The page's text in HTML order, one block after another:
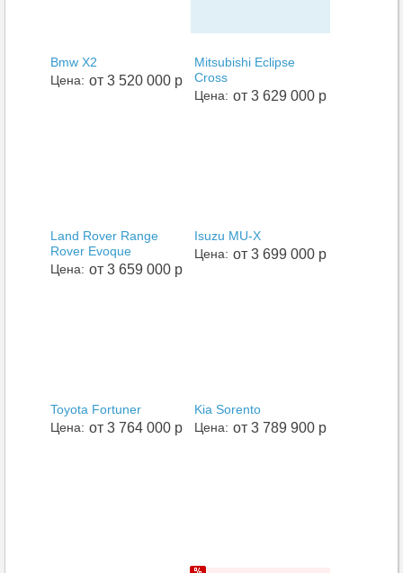
Bmw X2
от 3 520 000 р
Цена:
Mitsubishi Eclipse
Cross
от 3 629 000 р
Цена:
Land Rover Range
Rover Evoque
от 3 659 000 р
Цена:
Isuzu MU-X
от 3 699 000 р
Цена:
Toyota Fortuner
от 3 764 000 р
Цена:
Kia Sorento
от 3 789 900 р
Цена: